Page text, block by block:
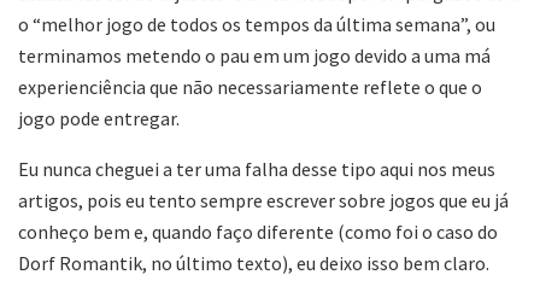
o “melhor jogo de todos os tempos da última semana”, ou
terminamos metendo o pau em um jogo devido a uma má
experienciência que não necessariamente reflete o que o
jogo pode entregar.
Eu nunca cheguei a ter uma falha desse tipo aqui nos meus
artigos, pois eu tento sempre escrever sobre jogos que eu já
conheço bem e, quando faço diferente (como foi o caso do
Dorf Romantik, no último texto), eu deixo isso bem claro.